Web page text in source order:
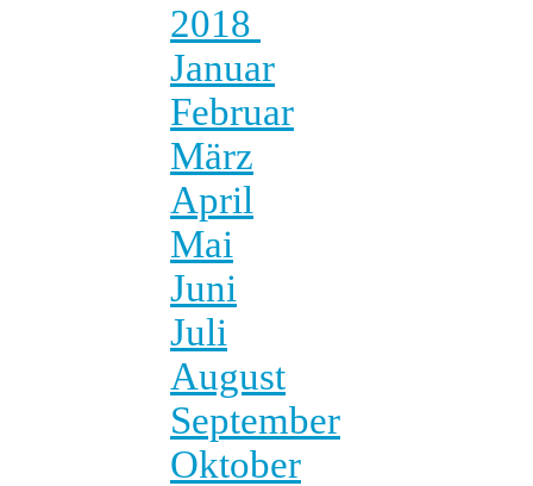
2018
Januar
Februar
März
April
Mai
Juni
Juli
August
September
Oktober